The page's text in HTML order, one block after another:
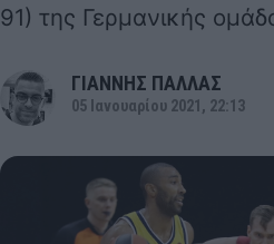
91) της Γερμανικής
ΓΙΑΝΝΗΣ ΠΑΛΛΑΣ
05 Ιανουαρίου 2021, 22:13